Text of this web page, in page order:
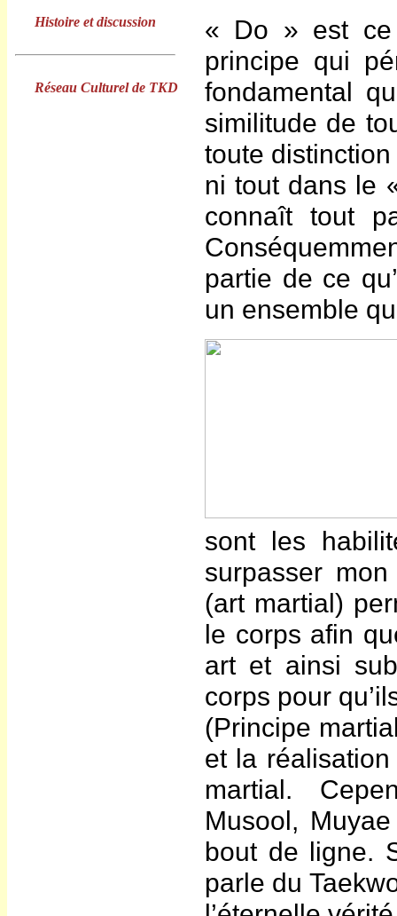
Histoire et discussion
Réseau Culturel de TKD
« Do » est
principe qui
fondamental
similitude de
toute
ni tout dans le
connaît tout
partie de ce
un ensemble
sont les
surpasser
(art martial)
le corps afin
art et ainsi
corps pour
(Principe
et la
martial.
Musool,
bout de ligne.
parle du